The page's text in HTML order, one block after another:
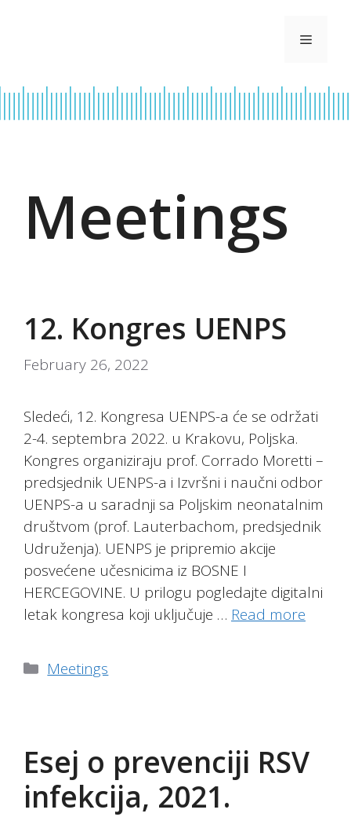
Menu
Meetings
12. Kongres UENPS
February 26, 2022
Sledeći, 12. Kongresa UENPS-a će se održati
2-4. septembra 2022. u Krakovu, Poljska.
Kongres organiziraju prof. Corrado Moretti –
predsjednik UENPS-a i Izvršni i naučni odbor
UENPS-a u saradnji sa Poljskim neonatalnim
društvom (prof. Lauterbachom, predsjednik
Udruženja). UENPS je pripremio akcije
posvećene učesnicima iz BOSNE I
HERCEGOVINE. U prilogu pogledajte digitalni
letak kongresa koji uključuje … Read more
Categories
Meetings
Esej o prevenciji RSV
infekcija, 2021.